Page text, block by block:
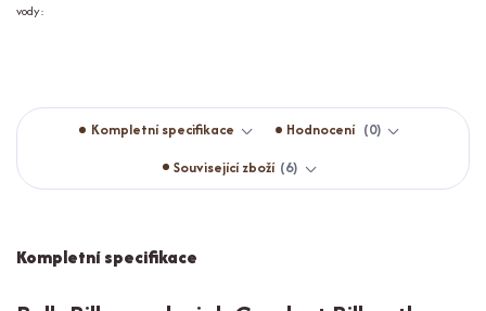
vody:
Kompletní specifikace Hodnocení
0
Související zboží 6
Kompletní specifikace